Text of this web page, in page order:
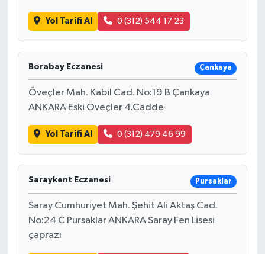
Yol Tarifi Al 0 (312) 544 17 23
Borabay Eczanesi Çankaya
Öveçler Mah. Kabil Cad. No:19 B Çankaya
ANKARA Eski Öveçler 4.Cadde
Yol Tarifi Al 0 (312) 479 46 99
Saraykent Eczanesi Pursaklar
Saray Cumhuriyet Mah. Şehit Ali Aktaş Cad.
No:24 C Pursaklar ANKARA Saray Fen Lisesi
çaprazı